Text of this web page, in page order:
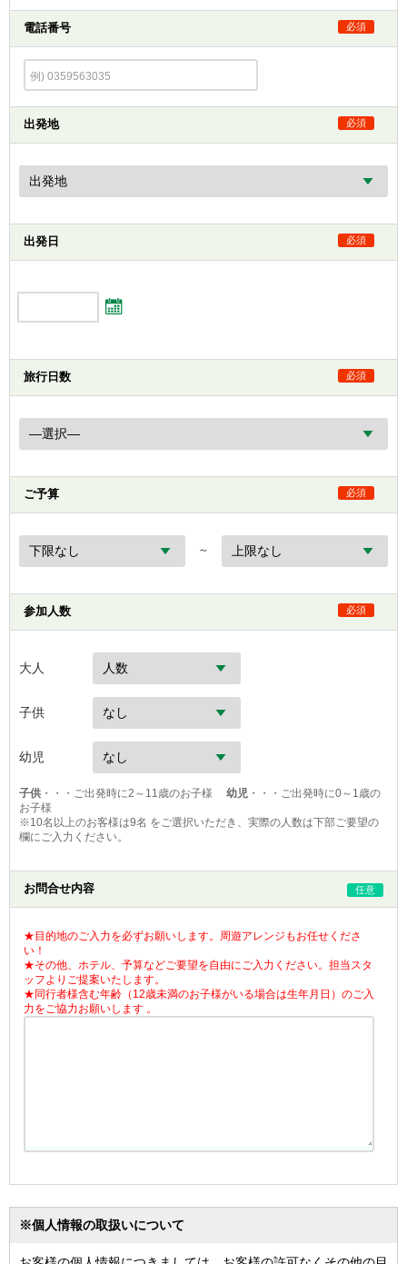
電話番号 必須
出発地 必須
出発日 必須
旅行日数 必須
ご予算 必須
～
参加人数 必須
大人
子供
幼児
子供 ・・・ご出発時に2～11歳のお子様 幼児 ・・・ご出発時に0～1歳の
お子様
※10名以上のお客様は9名 をご選択いただき、実際の人数は下部ご要望の
欄にご入力ください。
お問合せ内容 任意
★目的地のご入力を必ずお願いします。周遊アレンジもお任せくださ
い！
★その他、ホテル、予算などご要望を自由にご入力ください。担当スタ
ッフよりご提案いたします。
★同行者様含む年齢（12歳未満のお子様がいる場合は生年月日）のご入
力をご協力お願いします 。
※個人情報の取扱いについて